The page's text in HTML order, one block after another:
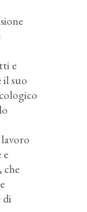
e
il suo
e
che
di